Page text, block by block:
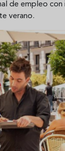
de empleo
verano.
de la lasaña?
de la